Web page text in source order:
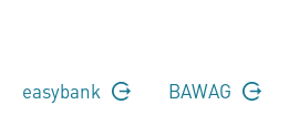
easybank BAWAG